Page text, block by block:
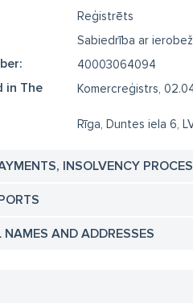
Reģistrēts
Sabiedrība ar
40003064094
in The
Komercreģistrs,
Rīga, Duntes iela 6,
INSOLVENCY
NAMES AND ADDRESSES